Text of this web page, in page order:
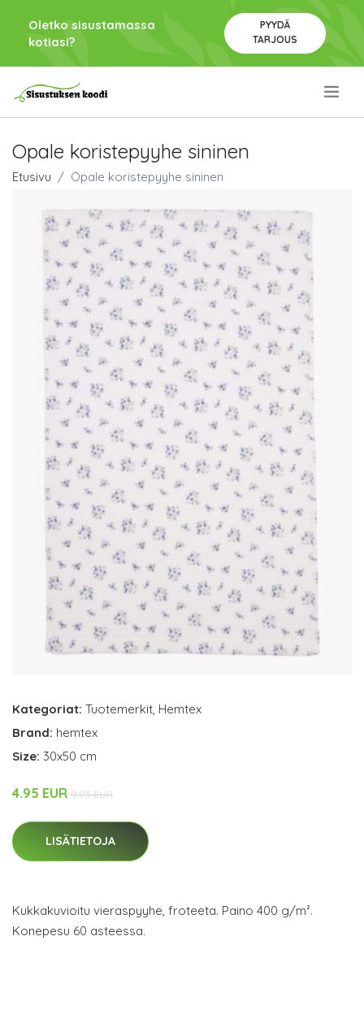
Oletko sisustamassa
kotiasi?
PYYDÄ
TARJOUS
Opale koristepyyhe sininen
Etusivu Opale koristepyyhe sininen
Kategoriat: Tuotemerkit, Hemtex
Brand: hemtex
Size: 30x50 cm
4.95 EUR 9.95 EUR
LISÄTIETOJA
Kukkakuvioitu vieraspyyhe, froteeta. Paino 400 g/m².
Konepesu 60 asteessa.